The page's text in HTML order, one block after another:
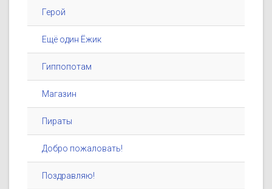
Герой
Ещё один Ёжик
Гиппопотам
Магазин
Пираты
Добро пожаловать!
Поздравляю!